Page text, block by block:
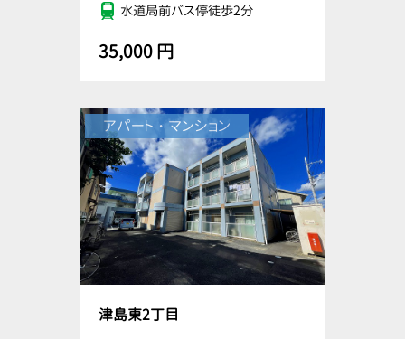
水道局前バス停徒歩2分
35,000 円
アパート・マンション
津島東2丁目